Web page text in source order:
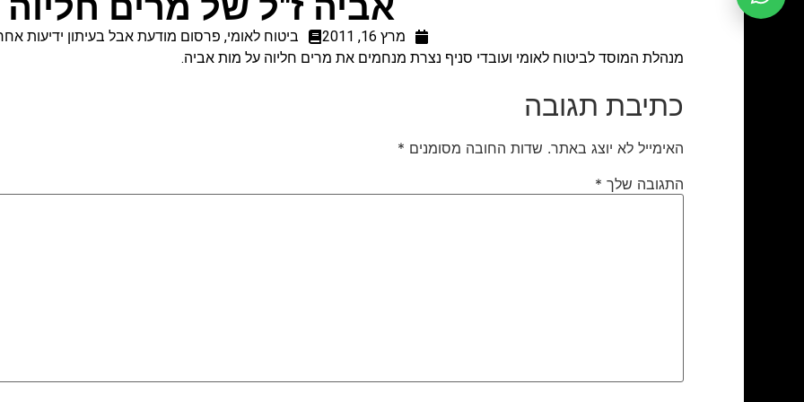
מרץ 16, 2011 ביטוח לאומי, פרסום מודעת אבל בעיתון ידיעות
מנהלת המוסד לביטוח לאומי ועובדי סניף נצרת מנחמים את מרים חליוה על מות אביה.
כתיבת תגובה
האימייל לא יוצג באתר. שדות החובה מסומנים *
התגובה שלך *